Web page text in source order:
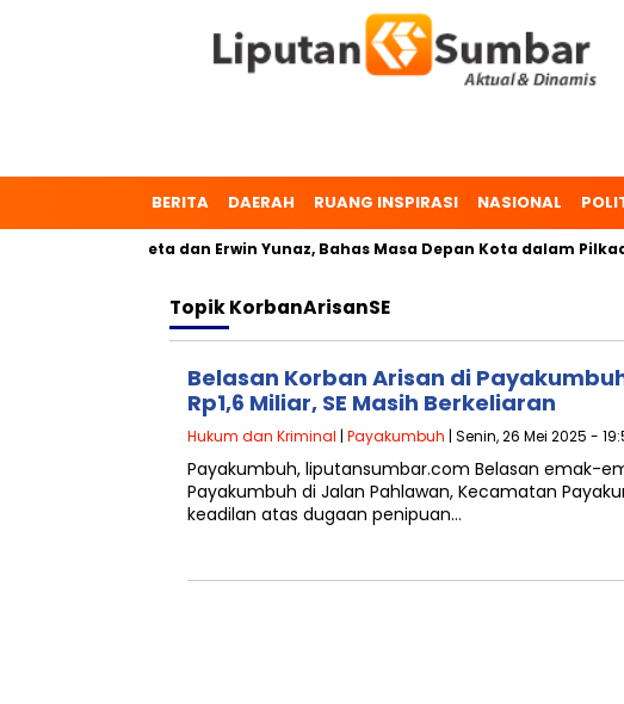
BERITA DAERAH RUANG INSPIRASI NASIONAL
Dr. Zulmaeta dan Erwin Yunaz, Bahas Masa Depan Kota dalam
TopikKorbanArisanSE
Belasan Korban Arisan di
Rp1,6 Miliar, SE Masih Berkeliaran
Hukum dan Kriminal | Payakumbuh | Senin, 26 Mei 2025 -
Payakumbuh, liputansumbar.com Belasan emak-
Payakumbuh di Jalan Pahlawan, Kecamatan
keadilan atas dugaan penipuan…